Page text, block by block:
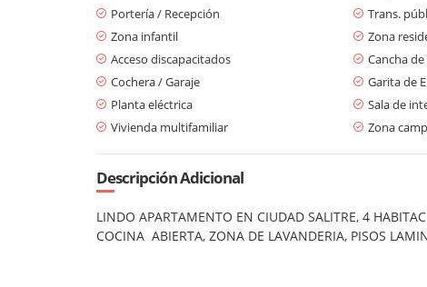
Portería / Recepción
Trans.
Zona infantil
Zona
Acceso discapacitados
Cancha
Cochera / Garaje
Garita de
Planta eléctrica
Sala de
Vivienda multifamiliar
Zona
Descripción Adicional
LINDO APARTAMENTO EN CIUDAD SALITRE, 4
COCINA ABIERTA, ZONA DE LAVANDERIA, PISOS